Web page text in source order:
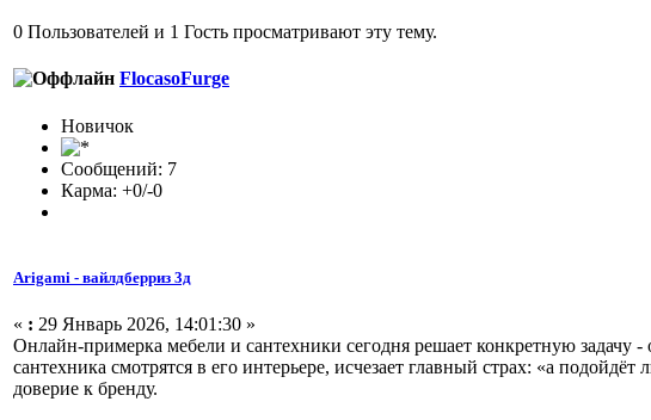
0 Пользователей и 1 Гость просматривают эту тему.
FlocasoFurge
Новичок
Сообщений: 7
Карма: +0/-0
Arigami - вайлдберриз 3д
« : 29 Январь 2026, 14:01:30 »
Онлайн-примерка мебели и сантехники сегодня решает конкретную задачу -
сантехника смотрятся в его интерьере, исчезает главный страх: «а
доверие к бренду.